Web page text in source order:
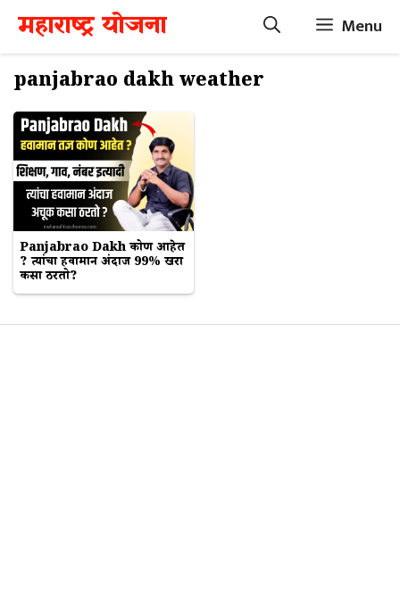
Skip
content
महाराष्ट्र योजना Menu
panjabrao dakh weather
Panjabrao Dakh कोण आहेत
? त्यांचा हवामान अंदाज 99% खरा
कसा ठरतो?